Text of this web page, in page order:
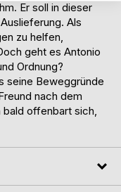
Er soll in dieser
Als
zu helfen,
geht es Antonio
Ordnung?
seine Beweggründe
nach dem
bald offenbart sich,